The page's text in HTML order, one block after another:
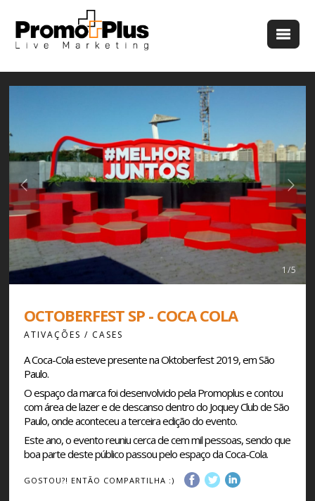
1 / 5
OCTOBERFEST SP - COCA COLA
ATIVAÇÕES / CASES
A Coca-Cola esteve presente na Oktoberfest 2019, em São
Paulo.
O espaço da marca foi desenvolvido pela Promoplus e contou
com área de lazer e de descanso dentro do Joquey Club de São
Paulo, onde aconteceu a terceira edição do evento.
Este ano, o evento reuniu cerca de cem mil pessoas, sendo que
boa parte deste público passou pelo espaço da Coca-Cola.
GOSTOU?! ENTÃO COMPARTILHA :)